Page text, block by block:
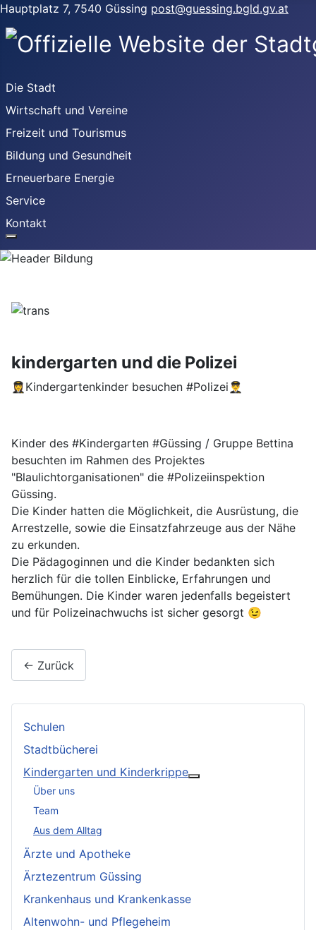
Hauptplatz 7, 7540 Güssing post@guessing.bgld.gv.at
Die Stadt
Wirtschaft und Vereine
Freizeit und Tourismus
Bildung und Gesundheit
Erneuerbare Energie
Service
Kontakt
Schulen
Stadtbücherei
Kindergarten und Kinderkrippe
Über uns
Team
Aus dem Alltag
Ärzte und Apotheke
Ärztezentrum Güssing
Krankenhaus und Krankenkasse
Altenwohn- und Pflegeheim
kindergarten und die Polizei
👩‍✈️Kindergartenkinder besuchen #Polizei👨‍✈️
Kinder des #Kindergarten #Güssing / Gruppe Bettina
besuchten im Rahmen des Projektes
"Blaulichtorganisationen" die #Polizeiinspektion
Güssing.
Die Kinder hatten die Möglichkeit, die Ausrüstung, die
Arrestzelle, sowie die Einsatzfahrzeuge aus der Nähe
zu erkunden.
Die Pädagoginnen und die Kinder bedankten sich
herzlich für die tollen Einblicke, Erfahrungen und
Bemühungen. Die Kinder waren jedenfalls begeistert
und für Polizeinachwuchs ist sicher gesorgt 😉
← Zurück